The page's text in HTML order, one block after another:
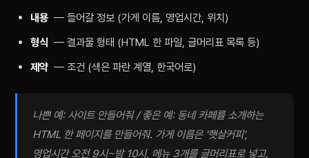
내용 — 들어갈 정보 (가게 이름, 영업시간, 위치)
형식 — 결과물 형태 (HTML 한 파일, 글머리표 목록 등)
제약 — 조건 (색은 파란 계열, 한국어로)
나쁜 예: 사이트 만들어줘 / 좋은 예: 동네 카페를 소개하는
HTML 한 페이지를 만들어줘. 가게 이름은 '햇살커피',
영업시간 오전 9시~밤 10시, 메뉴 3개를 글머리표로 넣고,